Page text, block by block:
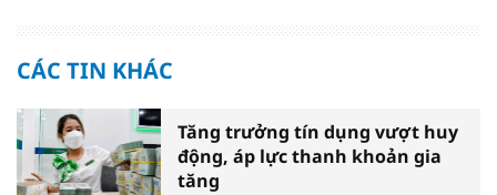
CÁC TIN KHÁC
Tăng trưởng tín dụng vượt huy
động, áp lực thanh khoản gia
tăng